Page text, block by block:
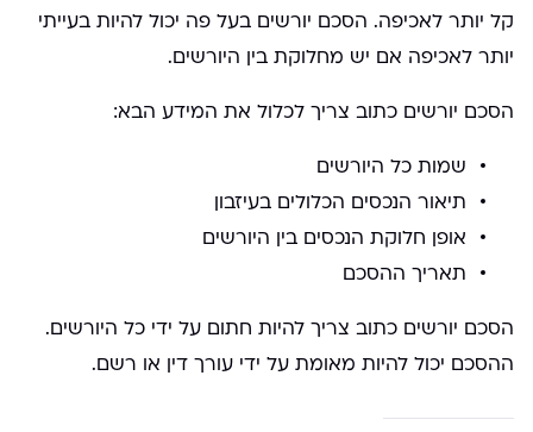
קל יותר לאכיפה. הסכם יורשים בעל פה יכול להיות בעייתי
יותר לאכיפה אם יש מחלוקת בין היורשים.
הסכם יורשים כתוב צריך לכלול את המידע הבא:
שמות כל היורשים
תיאור הנכסים הכלולים בעיזבון
אופן חלוקת הנכסים בין היורשים
תאריך ההסכם
הסכם יורשים כתוב צריך להיות חתום על ידי כל היורשים.
ההסכם יכול להיות מאומת על ידי עורך דין או רשם.